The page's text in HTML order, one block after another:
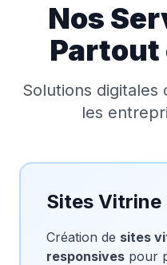
Nos
Partout
Solutions
les
Sites Vitrine
Création de sites
responsives pour